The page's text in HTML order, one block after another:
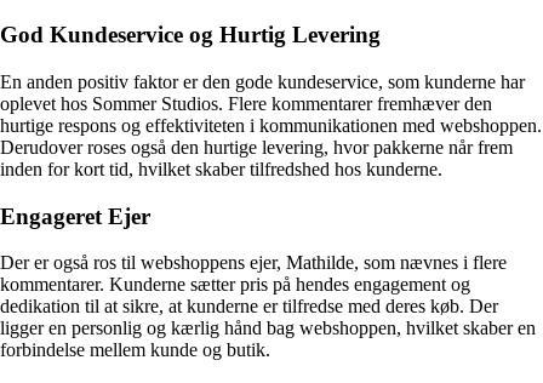
God Kundeservice og Hurtig Levering
En anden positiv faktor er den gode kundeservice, som kunderne har
oplevet hos Sommer Studios. Flere kommentarer fremhæver den
hurtige respons og effektiviteten i kommunikationen med webshoppen.
Derudover roses også den hurtige levering, hvor pakkerne når frem
inden for kort tid, hvilket skaber tilfredshed hos kunderne.
Engageret Ejer
Der er også ros til webshoppens ejer, Mathilde, som nævnes i flere
kommentarer. Kunderne sætter pris på hendes engagement og
dedikation til at sikre, at kunderne er tilfredse med deres køb. Der
ligger en personlig og kærlig hånd bag webshoppen, hvilket skaber en
forbindelse mellem kunde og butik.